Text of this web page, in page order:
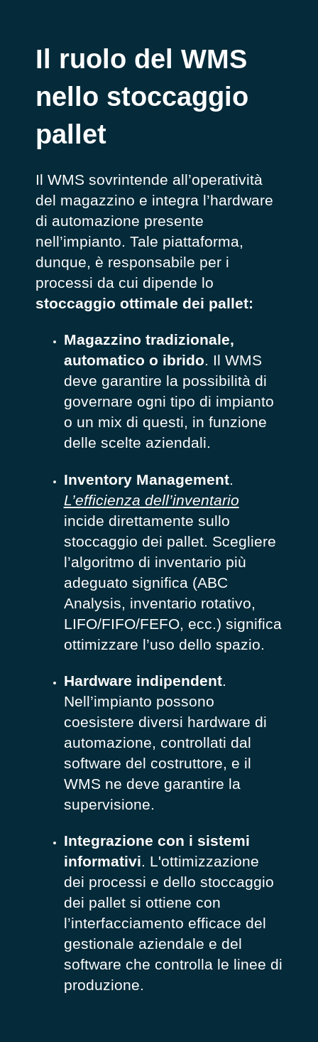
Il ruolo del WMS
nello stoccaggio
pallet
Il WMS sovrintende all’operatività
del magazzino e integra l’hardware
di automazione presente
nell’impianto. Tale piattaforma,
dunque, è responsabile per i
processi da cui dipende lo
stoccaggio ottimale dei pallet:
Magazzino tradizionale,
automatico o ibrido. Il WMS
deve garantire la possibilità di
governare ogni tipo di impianto
o un mix di questi, in funzione
delle scelte aziendali.
Inventory Management.
L’efficienza dell’inventario
incide direttamente sullo
stoccaggio dei pallet. Scegliere
l’algoritmo di inventario più
adeguato significa (ABC
Analysis, inventario rotativo,
LIFO/FIFO/FEFO, ecc.) significa
ottimizzare l’uso dello spazio.
Hardware indipendent.
Nell’impianto possono
coesistere diversi hardware di
automazione, controllati dal
software del costruttore, e il
WMS ne deve garantire la
supervisione.
Integrazione con i sistemi
informativi. L'ottimizzazione
dei processi e dello stoccaggio
dei pallet si ottiene con
l’interfacciamento efficace del
gestionale aziendale e del
software che controlla le linee di
produzione.